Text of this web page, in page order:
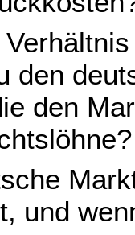
den
den
und